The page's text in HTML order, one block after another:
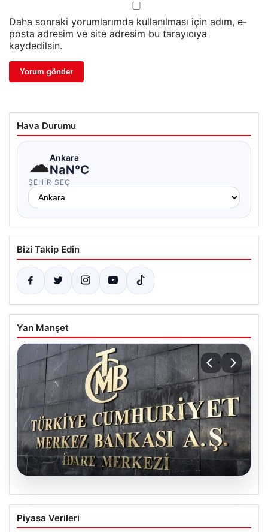
Daha sonraki yorumlarımda kullanılması için adım, e-
posta adresim ve site adresim bu tarayıcıya
kaydedilsin.
Hava Durumu
☁Ankara
NaN°C
ŞEHIR SEÇ
Bizi Takip Edin
Yan Manşet
Merkez Bankası faiz kararı ne zaman?
Ekonomistlerin nisan ayı faiz beklentisi
Piyasa Verileri